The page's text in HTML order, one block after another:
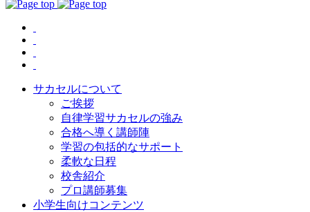
サカセルについて
ご挨拶
自律学習サカセルの強み
合格へ導く講師陣
学習の包括的なサポート
柔軟な日程
校舎紹介
プロ講師募集
小学生向けコンテンツ